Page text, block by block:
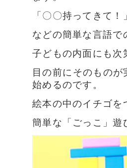
「〇〇持ってきて！」
などの簡単な言語
子どもの内面にも
目の前にそのもの
始めるのです。
絵本の中のイチゴ
簡単な「ごっこ」